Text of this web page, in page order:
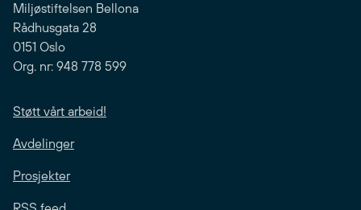
Miljøstiftelsen Bellona
Rådhusgata 28
0151 Oslo
Org. nr: 948 778 599
Støtt vårt arbeid!
Avdelinger
Prosjekter